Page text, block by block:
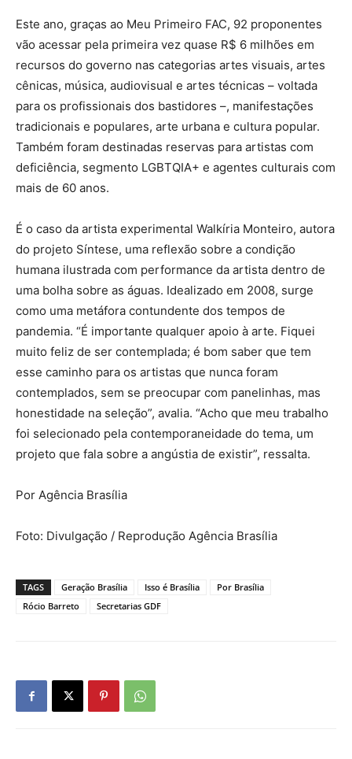
Este ano, graças ao Meu Primeiro FAC, 92 proponentes
vão acessar pela primeira vez quase R$ 6 milhões em
recursos do governo nas categorias artes visuais, artes
cênicas, música, audiovisual e artes técnicas – voltada
para os profissionais dos bastidores –, manifestações
tradicionais e populares, arte urbana e cultura popular.
Também foram destinadas reservas para artistas com
deficiência, segmento LGBTQIA+ e agentes culturais com
mais de 60 anos.
É o caso da artista experimental Walkíria Monteiro, autora
do projeto Síntese, uma reflexão sobre a condição
humana ilustrada com performance da artista dentro de
uma bolha sobre as águas. Idealizado em 2008, surge
como uma metáfora contundente dos tempos de
pandemia. “É importante qualquer apoio à arte. Fiquei
muito feliz de ser contemplada; é bom saber que tem
esse caminho para os artistas que nunca foram
contemplados, sem se preocupar com panelinhas, mas
honestidade na seleção”, avalia. “Acho que meu trabalho
foi selecionado pela contemporaneidade do tema, um
projeto que fala sobre a angústia de existir”, ressalta.
Por Agência Brasília
Foto: Divulgação / Reprodução Agência Brasília
TAGS Geração Brasília Isso é Brasília
Por Brasília
Rócio Barreto
Secretarias GDF